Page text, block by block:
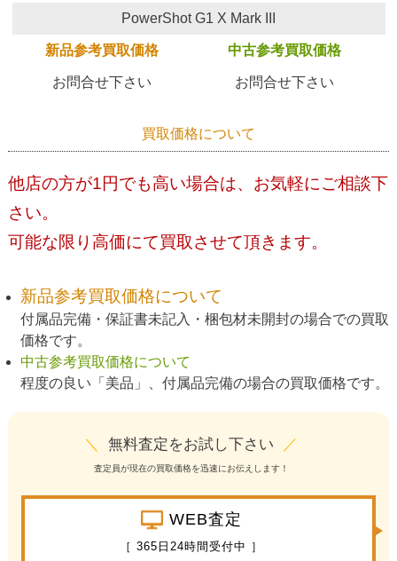
PowerShot G1 X Mark III
新品参考買取価格 中古参考買取価格
お問合せ下さい お問合せ下さい
買取価格について
他店の方が1円でも高い場合は、お気軽にご相談下
さい。
可能な限り高価にて買取させて頂きます。
新品参考買取価格について
付属品完備・保証書未記入・梱包材未開封の場合での買取
価格です。
中古参考買取価格について
程度の良い「美品」、付属品完備の場合の買取価格です。
＼ 無料査定をお試し下さい ／
査定員が現在の買取価格を迅速にお伝えします！
WEB査定
［ 365日24時間受付中 ］